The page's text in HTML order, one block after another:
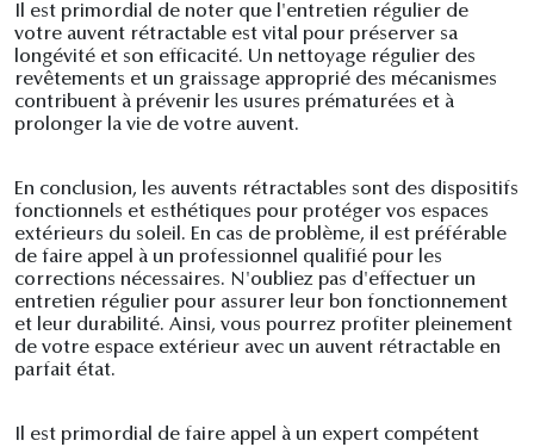
Il est primordial de noter que l'entretien régulier de
votre auvent rétractable est vital pour préserver sa
longévité et son efficacité. Un nettoyage régulier des
revêtements et un graissage approprié des mécanismes
contribuent à prévenir les usures prématurées et à
prolonger la vie de votre auvent.
En conclusion, les auvents rétractables sont des dispositifs
fonctionnels et esthétiques pour protéger vos espaces
extérieurs du soleil. En cas de problème, il est préférable
de faire appel à un professionnel qualifié pour les
corrections nécessaires. N'oubliez pas d'effectuer un
entretien régulier pour assurer leur bon fonctionnement
et leur durabilité. Ainsi, vous pourrez profiter pleinement
de votre espace extérieur avec un auvent rétractable en
parfait état.
Il est primordial de faire appel à un expert compétent